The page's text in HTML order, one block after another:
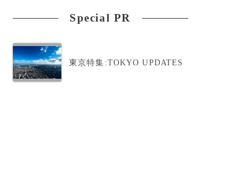
Special PR
東京特集:TOKYO UPDATES